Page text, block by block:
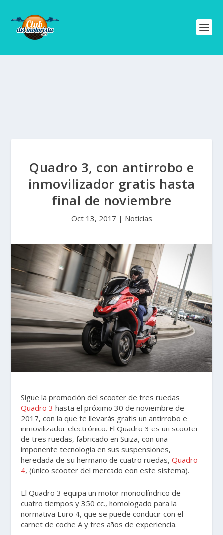
Quadro 3, con antirrobo e
inmovilizador gratis hasta
final de noviembre
Oct 13, 2017 | Noticias
Sigue la promoción del scooter de tres ruedas
Quadro 3 hasta el próximo 30 de noviembre de
2017, con la que te llevarás gratis un antirrobo e
inmovilizador electrónico. El Quadro 3 es un scooter
de tres ruedas, fabricado en Suiza, con una
imponente tecnología en sus suspensiones,
heredada de su hermano de cuatro ruedas,Quadro
4, (único scooter del mercado eon este sistema).
El Quadro 3 equipa un motor monocilíndrico de
cuatro tiempos y 350 cc., homologado para la
normativa Euro 4, que se puede conducir con el
carnet de coche A y tres años de experiencia.